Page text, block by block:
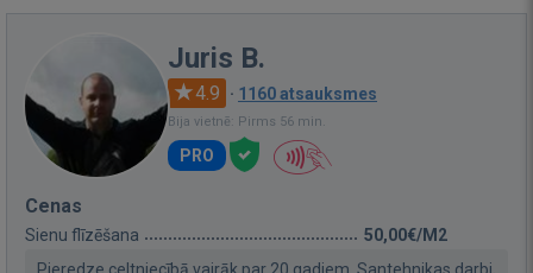
Juris B.
4.9 · 1160 atsauksmes
Bija vietnē: Pirms 56 min.
PRO
Cenas
Sienu flīzēšana
50,00€/M2
Pieredze celtniecībā vairāk par 20 gadiem. Santehnikas darbi,